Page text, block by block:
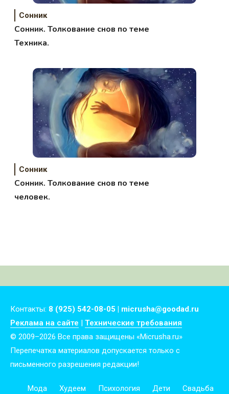
Сонник
Сонник. Толкование снов по теме
Техника.
Сонник
Сонник. Толкование снов по теме
человек.
Контакты: 8 (925) 542-08-05 | micrusha@goodad.ru
Реклама на сайте | Технические требования
© 2009–2026 Все права защищены «Micrusha.ru»
Перепечатка материалов допускается только с
письменного разрешения редакции!
Мода Худеем Психология Дети Свадьба